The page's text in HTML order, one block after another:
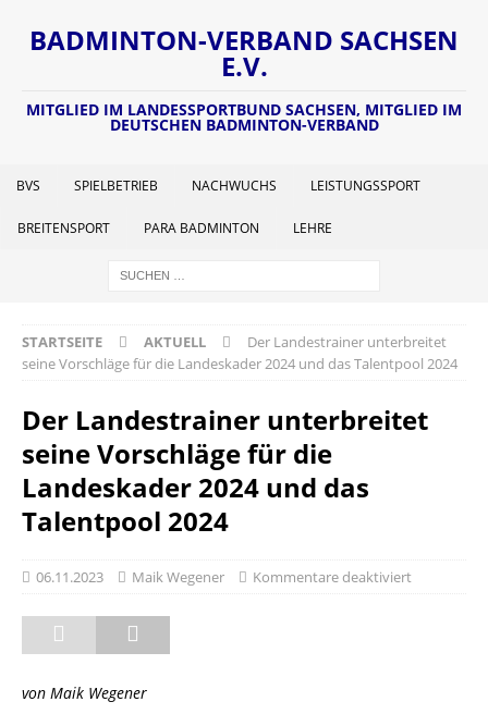
BADMINTON-VERBAND SACHSEN
E.V.
MITGLIED IM LANDESSPORTBUND SACHSEN, MITGLIED IM
DEUTSCHEN BADMINTON-VERBAND
BVS SPIELBETRIEB NACHWUCHS LEISTUNGSSPORT
BREITENSPORT PARA BADMINTON LEHRE
STARTSEITE AKTUELL
Der Landestrainer unterbreitet
seine Vorschläge für die Landeskader 2024 und das Talentpool 2024
Der Landestrainer unterbreitet
seine Vorschläge für die
Landeskader 2024 und das
Talentpool 2024
06.11.2023 Maik Wegener Kommentare deaktiviert
von Maik Wegener